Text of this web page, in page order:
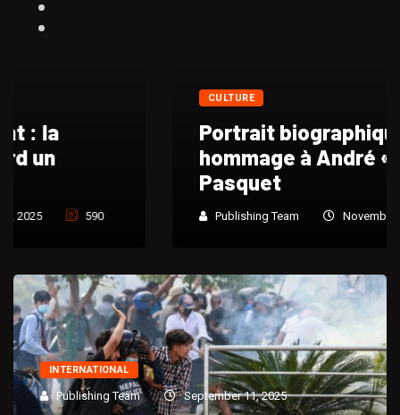
Portrait biographique et
hommage à André « Dadou »
Publishing Team November 24, 2025 765
INTERNATIONAL
Publishing Team September 11, 2025